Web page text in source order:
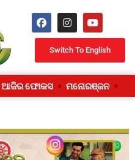
Switch To English
ଆଜିର ଫୋକସ ମନୋରଞ୍ଜନ